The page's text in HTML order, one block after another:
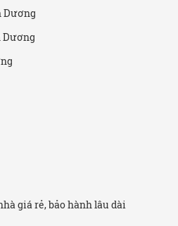
Dương
Dương
giá rẻ, bảo hành lâu dài